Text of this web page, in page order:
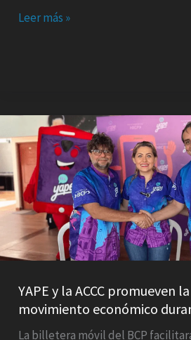
Leer más »
YAPE y la ACCC promueven
movimiento económico
La billetera móvil del BCP
YAPE
y
la
ACCC
promueven
diversión
y
movimiento